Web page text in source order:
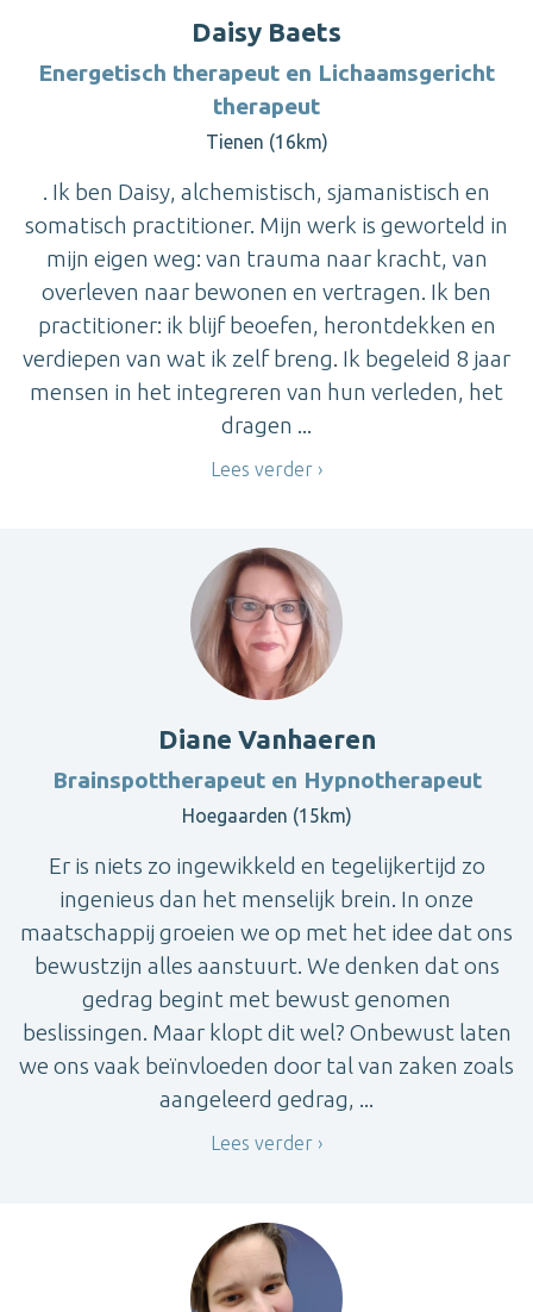
Daisy Baets
Energetisch therapeut en Lichaamsgericht
therapeut
Tienen (16km)
. Ik ben Daisy, alchemistisch, sjamanistisch en
somatisch practitioner. Mijn werk is geworteld in
mijn eigen weg: van trauma naar kracht, van
overleven naar bewonen en vertragen. Ik ben
practitioner: ik blijf beoefen, herontdekken en
verdiepen van wat ik zelf breng. Ik begeleid 8 jaar
mensen in het integreren van hun verleden, het
dragen ...
Lees verder
Diane Vanhaeren
Brainspottherapeut en Hypnotherapeut
Hoegaarden (15km)
Er is niets zo ingewikkeld en tegelijkertijd zo
ingenieus dan het menselijk brein. In onze
maatschappij groeien we op met het idee dat ons
bewustzijn alles aanstuurt. We denken dat ons
gedrag begint met bewust genomen
beslissingen. Maar klopt dit wel? Onbewust laten
we ons vaak beïnvloeden door tal van zaken zoals
aangeleerd gedrag, ...
Lees verder